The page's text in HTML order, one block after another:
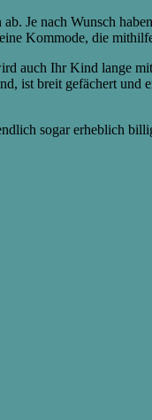
Je nach Wunsch
Kommode, die
auch Ihr Kind lange
ist breit gefächert und
sogar erheblich